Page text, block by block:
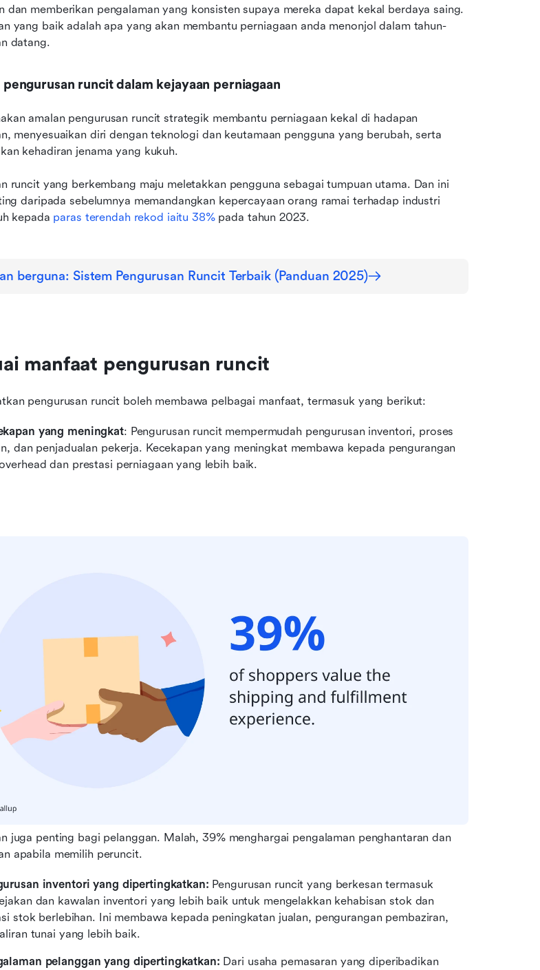
dan memberikan pengalaman yang konsisten supaya mereka dapat kekal berdaya saing.
yang baik adalah apa yang akan membantu perniagaan anda menonjol dalam tahun-
datang.
pengurusan runcit dalam kejayaan perniagaan
amalan pengurusan runcit strategik membantu perniagaan kekal di hadapan
menyesuaikan diri dengan teknologi dan keutamaan pengguna yang berubah, serta
kehadiran jenama yang kukuh.
runcit yang berkembang maju meletakkan pengguna sebagai tumpuan utama. Dan ini
daripada sebelumnya memandangkan kepercayaan orang ramai terhadap industri
kepada paras terendah rekod iaitu 38% pada tahun 2023.
berguna: Sistem Pengurusan Runcit Terbaik (Panduan 2025)
manfaat pengurusan runcit
pengurusan runcit boleh membawa pelbagai manfaat, termasuk yang berikut:
yang meningkat: Pengurusan runcit mempermudah pengurusan inventori, proses
dan penjadualan pekerja. Kecekapan yang meningkat membawa kepada pengurangan
dan prestasi perniagaan yang lebih baik.
juga penting bagi pelanggan. Malah, 39% menghargai pengalaman penghantaran dan
apabila memilih peruncit.
inventori yang dipertingkatkan: Pengurusan runcit yang berkesan termasuk
dan kawalan inventori yang lebih baik untuk mengelakkan kehabisan stok dan
stok berlebihan. Ini membawa kepada peningkatan jualan, pengurangan pembaziran,
tunai yang lebih baik.
pelanggan yang dipertingkatkan: Dari usaha pemasaran yang diperibadikan